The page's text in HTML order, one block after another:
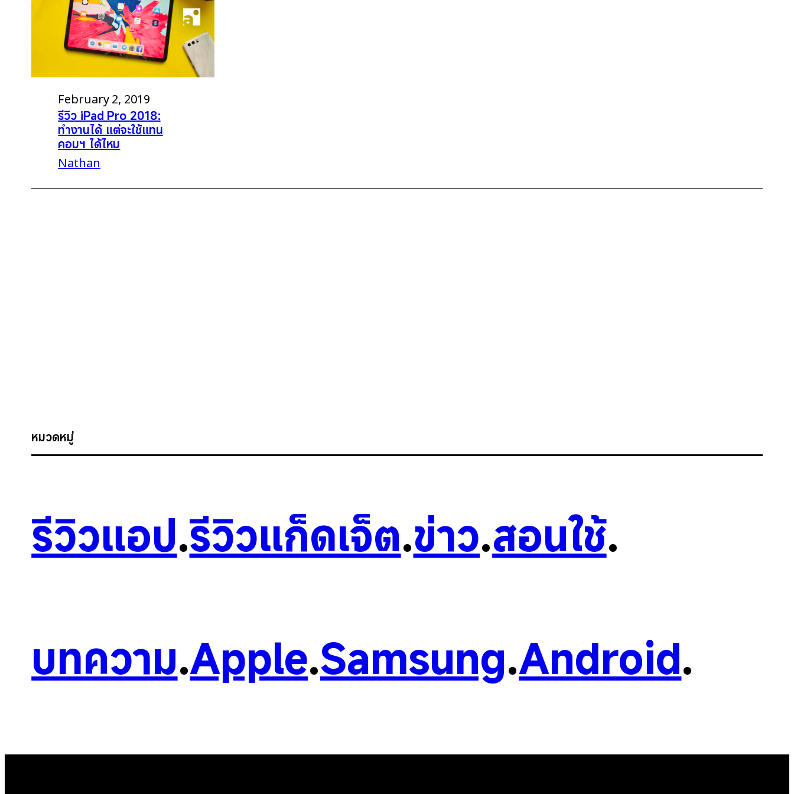
February 2, 2019
รีวิว iPad Pro 2018:
ทำงานได้ แต่จะใช้แทน
คอมฯ ได้ไหม
Nathan
หมวดหมู่
รีวิวแอป.รีวิวแก็ดเจ็ต.ข่าว.สอนใช้.
บทความ.Apple.Samsung.Android.